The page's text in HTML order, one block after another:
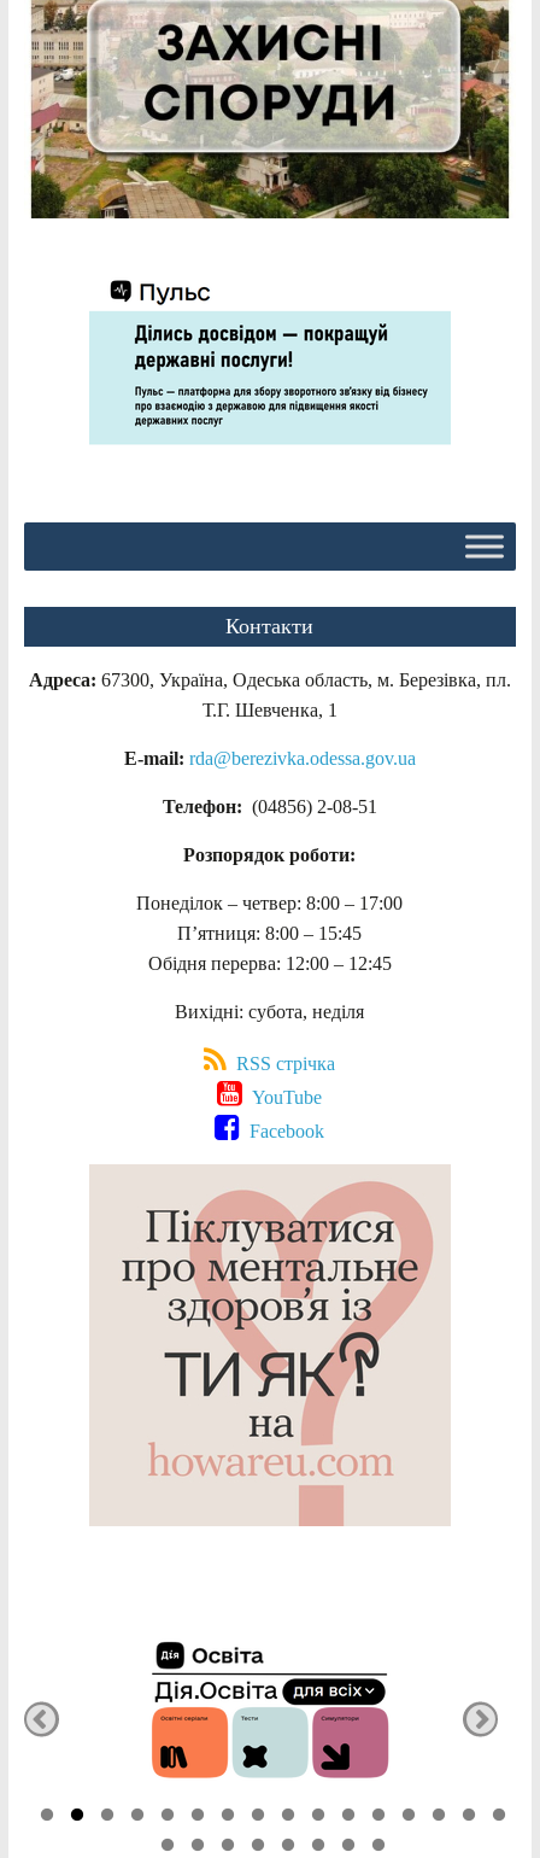
Контакти
Адреса: 67300, Україна, Одеська область, м. Березівка, пл.
Т.Г. Шевченка, 1
E-mail: rda@berezivka.odessa.gov.ua
Телефон: (04856) 2-08-51
Розпорядок роботи:
Понеділок – четвер: 8:00 – 17:00
П’ятниця: 8:00 – 15:45
Обідня перерва: 12:00 – 12:45
Вихідні: субота, неділя
RSS стрічка
YouTube
Facebook